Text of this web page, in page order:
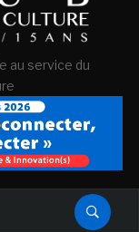
au service du